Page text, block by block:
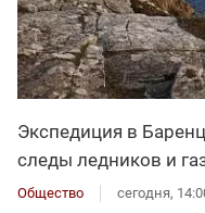
Экспедиция в
следы ледников и
Общество сегодня,